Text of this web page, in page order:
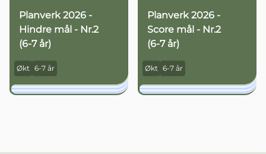
Planverk 2026 -
Hindre mål - Nr.2
(6-7 år)
Økt 6-7 år
Planverk 2026 -
Score mål - Nr.2
(6-7 år)
Økt 6-7 år